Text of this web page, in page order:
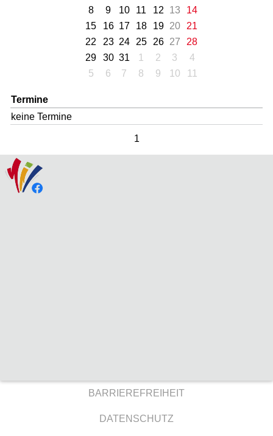
8
9 10 11 12 13
14
15
16 17 18 19 20
21
22
23 24 25 26 27
28
29
30 31 1 2 3
4
5
6 7 8 9 10 11
Termine
keine Termine
1
BARRIEREFREIHEIT
DATENSCHUTZ